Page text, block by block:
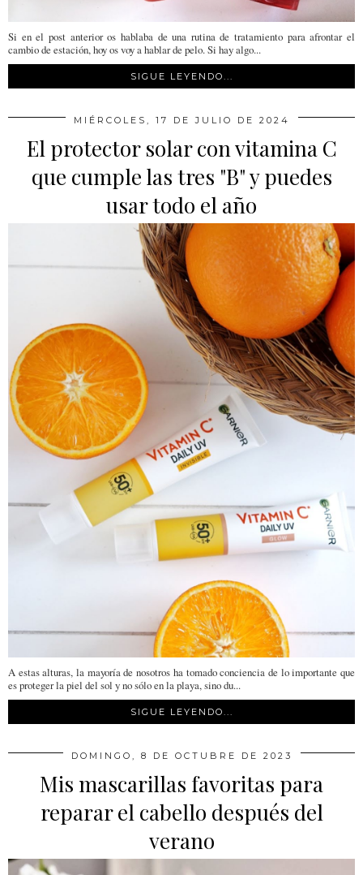
Si en el post anterior os hablaba de una rutina de tratamiento para afrontar el
cambio de estación, hoy os voy a hablar de pelo. Si hay algo...
SIGUE LEYENDO...
MIÉRCOLES, 17 DE JULIO DE 2024
El protector solar con vitamina C
que cumple las tres "B" y puedes
usar todo el año
A estas alturas, la mayoría de nosotros ha tomado conciencia de lo importante que
es proteger la piel del sol y no sólo en la playa, sino du...
SIGUE LEYENDO...
DOMINGO, 8 DE OCTUBRE DE 2023
Mis mascarillas favoritas para
reparar el cabello después del
verano